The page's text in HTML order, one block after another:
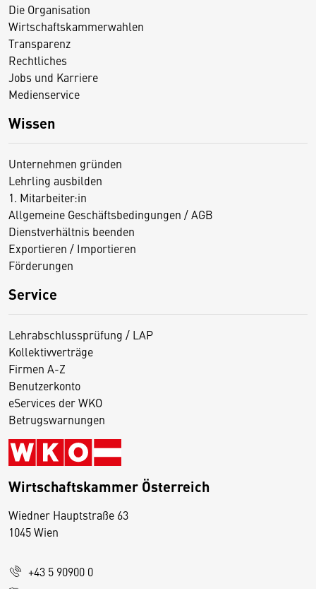
Die Organisation
Wirtschaftskammerwahlen
Transparenz
Rechtliches
Jobs und Karriere
Medienservice
Wissen
Unternehmen gründen
Lehrling ausbilden
1. Mitarbeiter:in
Allgemeine Geschäftsbedingungen / AGB
Dienstverhältnis beenden
Exportieren / Importieren
Förderungen
Service
Lehrabschlussprüfung / LAP
Kollektivverträge
Firmen A-Z
Benutzerkonto
eServices der WKO
Betrugswarnungen
Wirtschaftskammer Österreich
Wiedner Hauptstraße 63
1045 Wien
+43 5 90900 0
D
s